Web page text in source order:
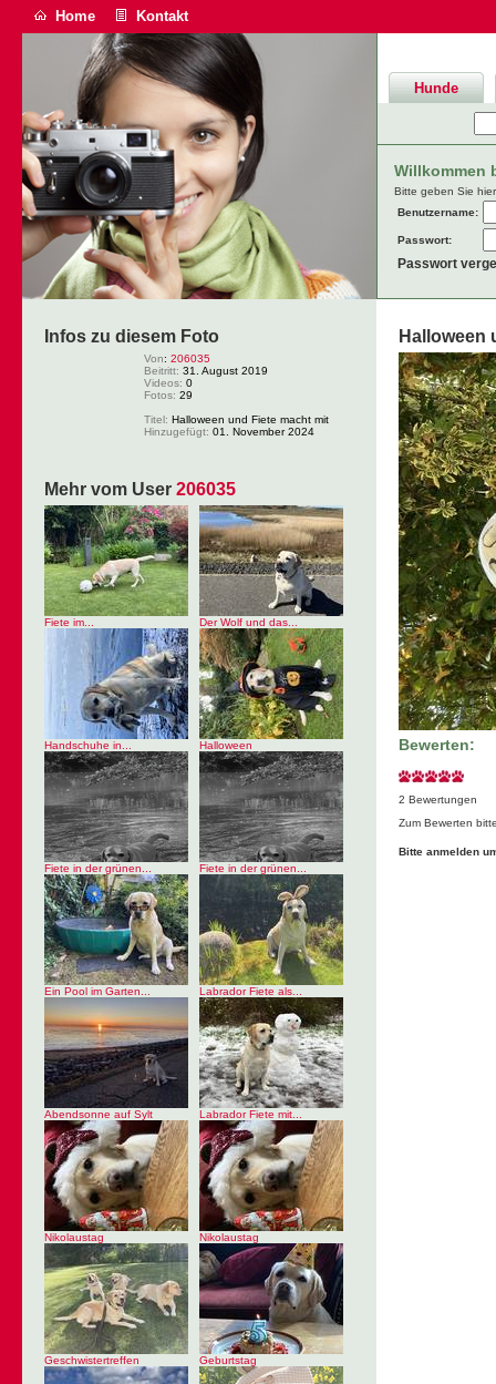
Home Kontakt
Hunde
Willkommen
Bitte geben Sie
Benutzername:
Passwort:
Passwort
Infos zu diesem Foto
Von: 206035
Beitritt: 31. August 2019
Videos: 0
Fotos: 29
Titel: Halloween und Fiete macht mit
Hinzugefügt: 01. November 2024
Mehr vom User 206035
Fiete im... Der Wolf und das...
Handschuhe in... Halloween
Fiete in der grünen... Fiete in der grünen...
Ein Pool im Garten... Labrador Fiete als...
Abendsonne auf Sylt Labrador Fiete mit...
Nikolaustag Nikolaustag
Geschwistertreffen Geburtstag
Halloween
Bewerten:
2 Bewertungen
Zum Bewerten
Bitte anmelden